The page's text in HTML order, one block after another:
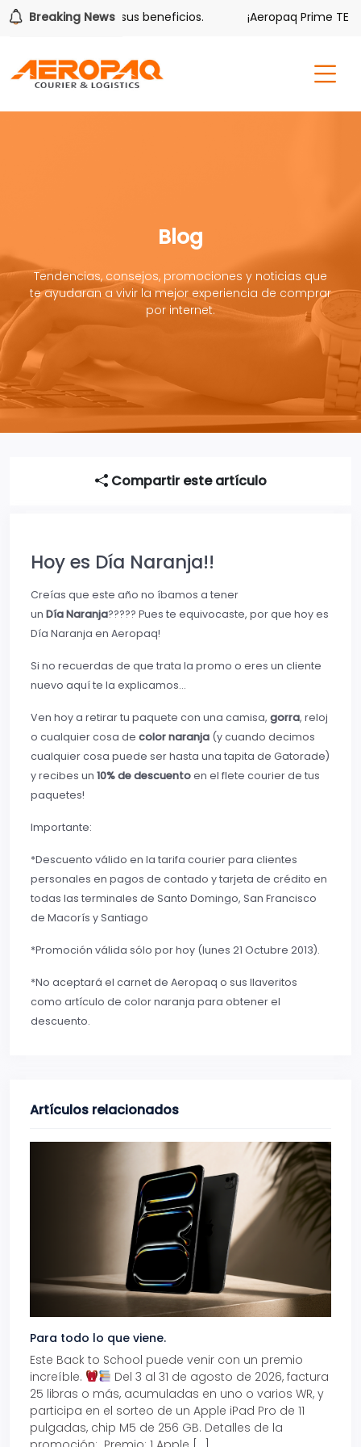
Breaking News
también tiene sus beneficios. ¡Aeropaq Prime TE DA
Blog
Tendencias, consejos, promociones y noticias que
te ayudaran a vivir la mejor experiencia de comprar
por internet.
Compartir este artículo
Hoy es Día Naranja!!
Creías que este año no íbamos a tener
un Día Naranja????? Pues te equivocaste, por que hoy es
Día Naranja en Aeropaq!
Si no recuerdas de que trata la promo o eres un cliente
nuevo aquí te la explicamos…
Ven hoy a retirar tu paquete con una camisa, gorra, reloj
o cualquier cosa de color naranja (y cuando decimos
cualquier cosa puede ser hasta una tapita de Gatorade)
y recibes un 10% de descuentoen el flete courier de tus
paquetes!
Importante:
*Descuento válido en la tarifa courier para clientes
personales en pagos de contado y tarjeta de crédito en
todas las terminales de Santo Domingo, San Francisco
de Macorís y Santiago
*Promoción válida sólo por hoy (lunes 21 Octubre 2013).
*No aceptará el carnet de Aeropaq o sus llaveritos
como artículo de color naranja para obtener el
descuento.
Artículos relacionados
Para todo lo que viene.
Este Back to School puede venir con un premio
increíble.
Del 3 al 31 de agosto de 2026, factura
25 libras o más, acumuladas en uno o varios WR, y
participa en el sorteo de un Apple iPad Pro de 11
pulgadas, chip M5 de 256 GB. Detalles de la